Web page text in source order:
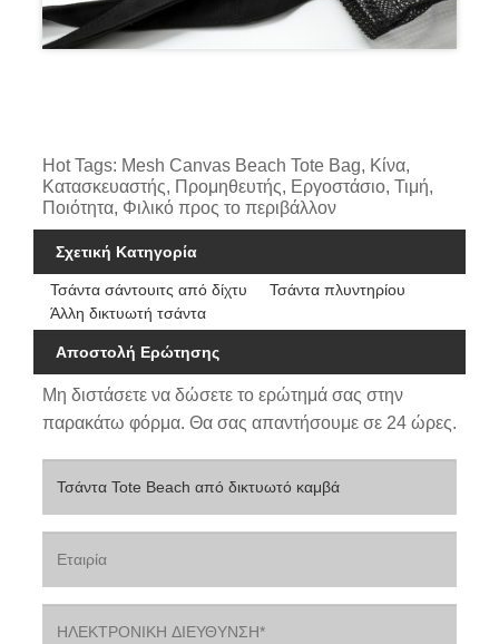
Hot Tags: Mesh Canvas Beach Tote Bag, Κίνα,
Κατασκευαστής, Προμηθευτής, Εργοστάσιο, Τιμή,
Ποιότητα, Φιλικό προς το περιβάλλον
Σχετική Κατηγορία
Τσάντα σάντουιτς από δίχτυ
Τσάντα πλυντηρίου
Άλλη δικτυωτή τσάντα
Αποστολή Ερώτησης
Μη διστάσετε να δώσετε το ερώτημά σας στην
παρακάτω φόρμα. Θα σας απαντήσουμε σε 24 ώρες.